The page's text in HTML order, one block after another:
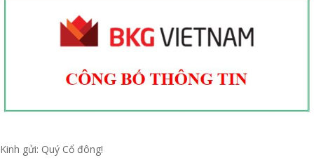
Kinh gửi: Quý Cổ đông!